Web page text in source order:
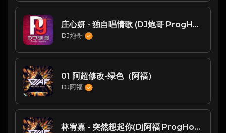
庄心妍 - 独自唱情歌 (DJ炮哥 ProgHouse Remix)
DJ炮哥
01 阿超修改-绿色（阿福）
DJ阿福
林宥嘉 - 突然想起你(Dj阿福 ProgHouse Rmx 2022)